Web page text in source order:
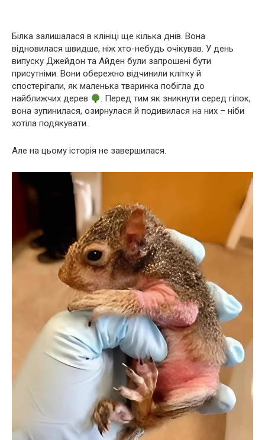
Білка залишалася в клініці ще кілька днів. Вона
відновилася швидше, ніж хто-небудь очікував. У день
випуску Джейдон та Айден були запрошені бути
присутніми. Вони обережно відчинили клітку й
спостерігали, як маленька тваринка побігла до
найближчих дерев
. Перед тим як зникнути серед гілок,
вона зупинилася, озирнулася й подивилася на них – ніби
хотіла подякувати.
Але на цьому історія не завершилася.